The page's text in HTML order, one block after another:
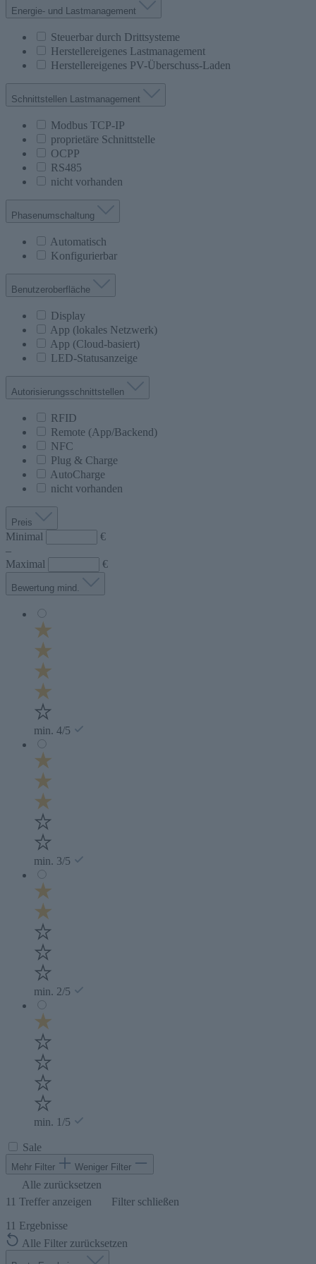
Energie- und Lastmanagement
Steuerbar durch Drittsysteme
Herstellereigenes Lastmanagement
Herstellereigenes PV-Überschuss-Laden
Schnittstellen Lastmanagement
Modbus TCP-IP
proprietäre Schnittstelle
OCPP
RS485
nicht vorhanden
Phasenumschaltung
Automatisch
Konfigurierbar
Benutzeroberfläche
Display
App (lokales Netzwerk)
App (Cloud-basiert)
LED-Statusanzeige
Autorisierungsschnittstellen
RFID
Remote (App/Backend)
NFC
Plug & Charge
AutoCharge
nicht vorhanden
Preis
Minimal
€
–
Maximal
€
Bewertung mind.
min. 4/5
min. 3/5
min. 2/5
min. 1/5
Sale
Mehr Filter Weniger Filter
Alle zurücksetzen
11 Treffer anzeigen
Filter schließen
11 Ergebnisse
Alle Filter zurücksetzen